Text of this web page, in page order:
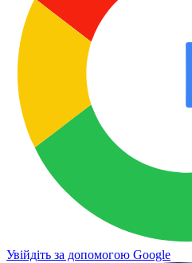
Увійдіть за допомогою Google